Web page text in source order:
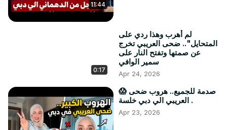
11:44
0:17
لم أهرب وهذا ردي على
المتحايل".. ضحى العريبي تخرج
عن صمتها وتفتح النار على
سمير الوافي
Apr 24, 2026
😱 صدمة للجميع.. هروب ضحى
العريبي الي دبي خلسة .
Apr 23, 2026